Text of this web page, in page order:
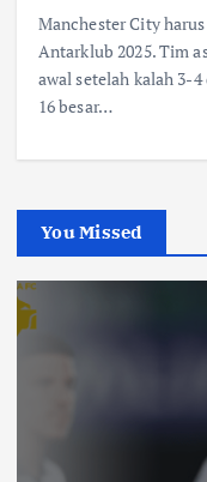
Manchester City
Antarklub 2025. Tim
awal setelah kalah 3-
16 besar…
You Missed